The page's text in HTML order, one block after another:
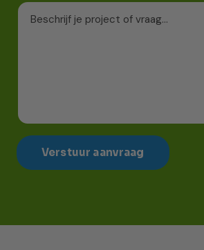
Verstuur aanvraag